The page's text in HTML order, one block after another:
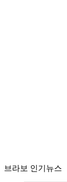
브라보 인기뉴스